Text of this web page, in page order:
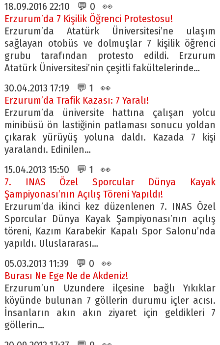
18.09.2016 22:10 💬 0 👀
Erzurum’da 7 Kişilik Öğrenci Protestosu!
Erzurum’da Atatürk Üniversitesi’ne ulaşım
sağlayan otobüs ve dolmuşlar 7 kişilik öğrenci
grubu tarafından protesto edildi. Erzurum
Atatürk Üniversitesi’nin çeşitli fakültelerinde…
30.04.2013 17:19 💬 1 👀
Erzurum’da Trafik Kazası: 7 Yaralı!
Erzurum’da üniversite hattına çalışan yolcu
minibüsü ön lastiğinin patlaması sonucu yoldan
çıkarak yürüyüş yoluna daldı. Kazada 7 kişi
yaralandı. Edinilen…
15.04.2013 15:50 💬 1 👀
7. INAS Özel Sporcular Dünya Kayak
Şampiyonası’nın Açılış Töreni Yapıldı!
Erzurum’da ikinci kez düzenlenen 7. INAS Özel
Sporcular Dünya Kayak Şampiyonası’nın açılış
töreni, Kazım Karabekir Kapalı Spor Salonu’nda
yapıldı. Uluslararası…
05.03.2013 11:39 💬 0 👀
Burası Ne Ege Ne de Akdeniz!
Erzurum’un Uzundere ilçesine bağlı Yıkıklar
köyünde bulunan 7 göllerin durumu içler acısı.
İnsanların akın akın ziyaret için geldikleri 7
göllerin…